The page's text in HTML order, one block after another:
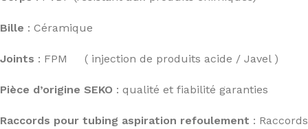
Bille : Céramique
Joints : FPM ( injection de produits acide / Javel )
Pièce d’origine SEKO : qualité et fiabilité garanties
Raccords pour tubing aspiration refoulement : Raccords